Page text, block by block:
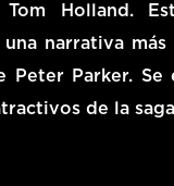
Holland.
narrativa
Peter Parker.
de la